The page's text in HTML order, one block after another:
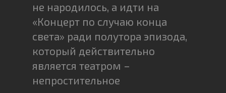
не народилось, а идти на
«Концерт по случаю конца
света» ради полутора эпизода,
который действительно
является театром –
непростительное